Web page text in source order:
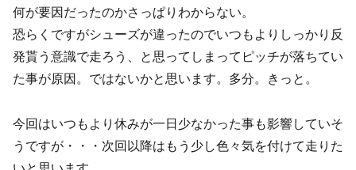
何が要因だったのかさっぱりわからない。
恐らくですがシューズが違ったのでいつもよりしっかり反
発貰う意識で走ろう、と思ってしまってピッチが落ちてい
た事が原因。ではないかと思います。多分。きっと。
今回はいつもより休みが一日少なかった事も影響していそ
うですが・・・次回以降はもう少し色々気を付けて走りた